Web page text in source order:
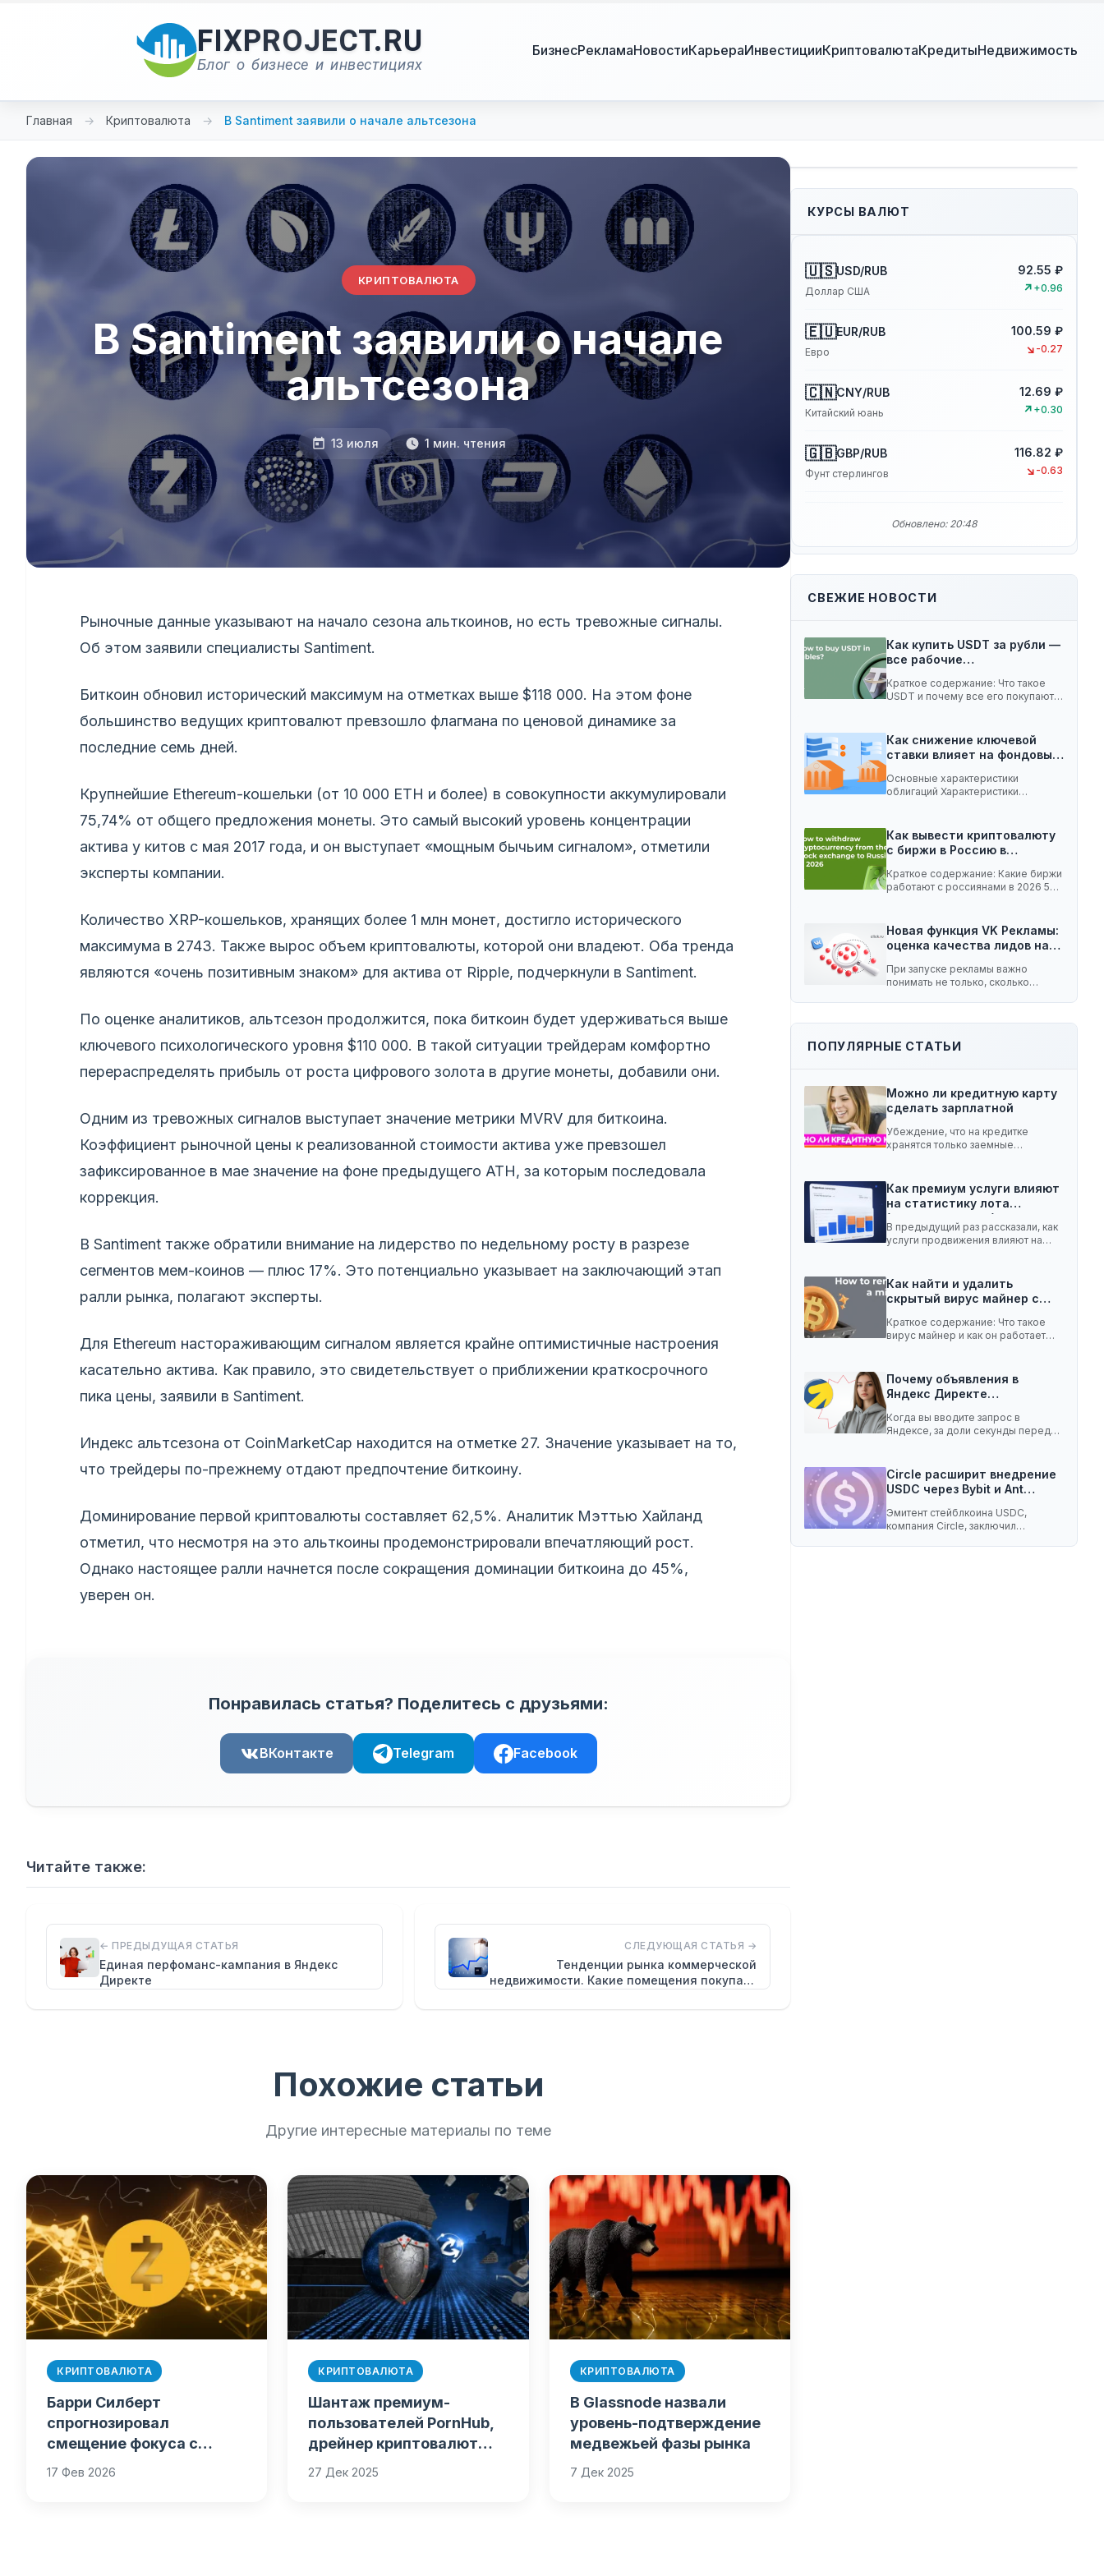
FIXPROJECT.RU
Блог о бизнесе и инвестициях
БизнесРекламаНовостиКарьераИнвестицииКриптовалютаКредитыНедвижимость
Главная → Криптовалюта → В Santiment заявили о начале альтсезона
КРИПТОВАЛЮТА
В Santiment заявили о начале
альтсезона
13 июля 1 мин. чтения
Рыночные данные указывают на начало сезона альткоинов, но есть тревожные сигналы.
Об этом заявили специалисты Santiment.
Биткоин обновил исторический максимум на отметках выше $118 000. На этом фоне
большинство ведущих криптовалют превзошло флагмана по ценовой динамике за
последние семь дней.
Крупнейшие Ethereum-кошельки (от 10 000 ETH и более) в совокупности аккумулировали
75,74% от общего предложения монеты. Это самый высокий уровень концентрации
актива у китов с мая 2017 года, и он выступает «мощным бычьим сигналом», отметили
эксперты компании.
Количество XRP-кошельков, хранящих более 1 млн монет, достигло исторического
максимума в 2743. Также вырос объем криптовалюты, которой они владеют. Оба тренда
являются «очень позитивным знаком» для актива от Ripple, подчеркнули в Santiment.
По оценке аналитиков, альтсезон продолжится, пока биткоин будет удерживаться выше
ключевого психологического уровня $110 000. В такой ситуации трейдерам комфортно
перераспределять прибыль от роста цифрового золота в другие монеты, добавили они.
Одним из тревожных сигналов выступает значение метрики MVRV для биткоина.
Коэффициент рыночной цены к реализованной стоимости актива уже превзошел
зафиксированное в мае значение на фоне предыдущего ATH, за которым последовала
коррекция.
В Santiment также обратили внимание на лидерство по недельному росту в разрезе
сегментов мем-коинов — плюс 17%. Это потенциально указывает на заключающий этап
ралли рынка, полагают эксперты.
Для Ethereum настораживающим сигналом является крайне оптимистичные настроения
касательно актива. Как правило, это свидетельствует о приближении краткосрочного
пика цены, заявили в Santiment.
Индекс альтсезона от CoinMarketCap находится на отметке 27. Значение указывает на то,
что трейдеры по-прежнему отдают предпочтение биткоину.
Доминирование первой криптовалюты составляет 62,5%. Аналитик Мэттью Хайланд
отметил, что несмотря на это альткоины продемонстрировали впечатляющий рост.
Однако настоящее ралли начнется после сокращения доминации биткоина до 45%,
уверен он.
Понравилась статья? Поделитесь с друзьями:
ВКонтакте Telegram Facebook
Читайте также:
← ПРЕДЫДУЩАЯ СТАТЬЯ
Единая перфоманс-кампания в Яндекс
Директе
СЛЕДУЮЩАЯ СТАТЬЯ →
Тенденции рынка коммерческой
недвижимости. Какие помещения покупать
Похожие статьи
Другие интересные материалы по теме
КРИПТОВАЛЮТА
Барри Силберт
спрогнозировал
смещение фокуса с
биткоина в сторону Zcash
17 Фев 2026
КРИПТОВАЛЮТА
Шантаж премиум-
пользователей PornHub,
дрейнер криптовалют
SantaStealer и другие
27 Дек 2025
КРИПТОВАЛЮТА
В Glassnode назвали
уровень-подтверждение
медвежьей фазы рынка
7 Дек 2025
КУРСЫ ВАЛЮТ
🇺🇸USD/RUB
Доллар США
92.55 ₽
↗ +0.96
🇪🇺EUR/RUB
Евро
100.59 ₽
↘ -0.27
🇨🇳CNY/RUB
Китайский юань
12.69 ₽
↗ +0.30
🇬🇧GBP/RUB
Фунт стерлингов
116.82 ₽
↘ -0.63
Обновлено: 20:48
СВЕЖИЕ НОВОСТИ
Как купить USDT за рубли —
все рабочие…
Краткое содержание: Что такое
USDT и почему все его покупают 5
Как снижение ключевой
ставки влияет на фондовый
Основные характеристики
облигаций Характеристики
ключевой…
Как вывести криптовалюту
с биржи в Россию в…
Краткое содержание: Какие биржи
работают с россиянами в 2026 5
Новая функция VK Рекламы:
оценка качества лидов на…
При запуске рекламы важно
понимать не только, сколько
ПОПУЛЯРНЫЕ СТАТЬИ
Можно ли кредитную карту
сделать зарплатной
Убеждение, что на кредитке
хранятся только заемные
Как премиум услуги влияют
на статистику лота
(телеграм-канал)
В предыдущий раз рассказали, как
услуги продвижения влияют на
Как найти и удалить
скрытый вирус майнер с…
Краткое содержание: Что такое
вирус майнер и как он работает
Почему объявления в
Яндекс Директе
Когда вы вводите запрос в
Яндексе, за доли секунды перед
Circle расширит внедрение
USDC через Bybit и Ant…
Эмитент стейблкоина USDC,
компания Circle, заключил